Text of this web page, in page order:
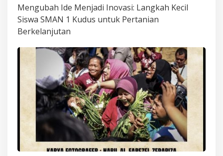
Mengubah Ide Menjadi Inovasi: Langkah Kecil
Siswa SMAN 1 Kudus untuk Pertanian
Berkelanjutan